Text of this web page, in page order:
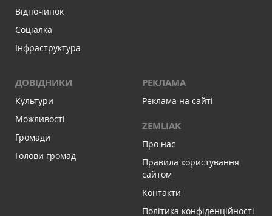
Відпочинок
Соціалка
Інфраструктура
ДОВІДНИКИ
Культури
Можливості
Громади
Голови громад
РЕКЛАМА
Реклама на сайті
ZEMLIAK
Про нас
Правила користування
сайтом
Контакти
Політика конфіденційності